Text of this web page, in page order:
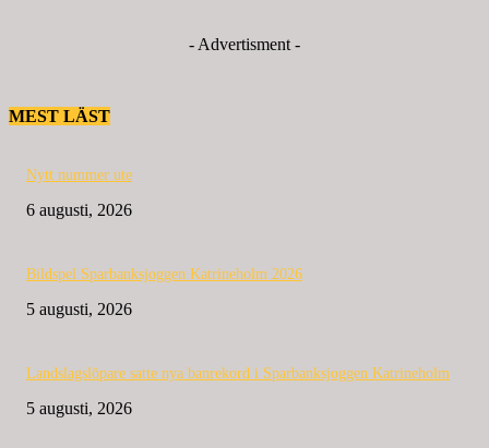
- Advertisment -
MEST LÄST
Nytt nummer ute
6 augusti, 2026
Bildspel Sparbanksjoggen Katrineholm 2026
5 augusti, 2026
Landslagslöpare satte nya banrekord i Sparbanksjoggen Katrineholm
5 augusti, 2026